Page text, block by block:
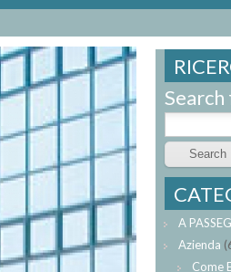
A
Azienda
Come